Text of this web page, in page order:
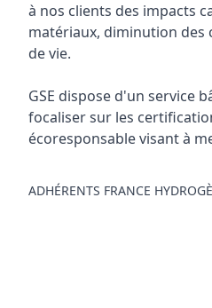
à nos clients des impacts
matériaux, diminution des
de vie.
GSE dispose d'un service
focaliser sur les
écoresponsable visant à
ADHÉRENTS FRANCE